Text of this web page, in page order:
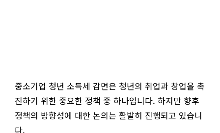
중소기업 청년 소득세 감면은 청년의 취업과 창업을 촉
진하기 위한 중요한 정책 중 하나입니다. 하지만 향후
정책의 방향성에 대한 논의는 활발히 진행되고 있습니
다.